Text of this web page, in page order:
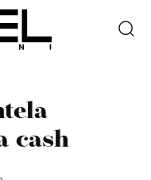
cash